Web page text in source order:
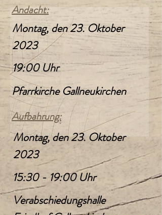
Andacht:
Montag, den 23. Oktober
2023
19:00 Uhr
Pfarrkirche Gallneukirchen
Aufbahrung:
Montag, den 23. Oktober
2023
15:30 - 19:00 Uhr
Verabschiedungshalle